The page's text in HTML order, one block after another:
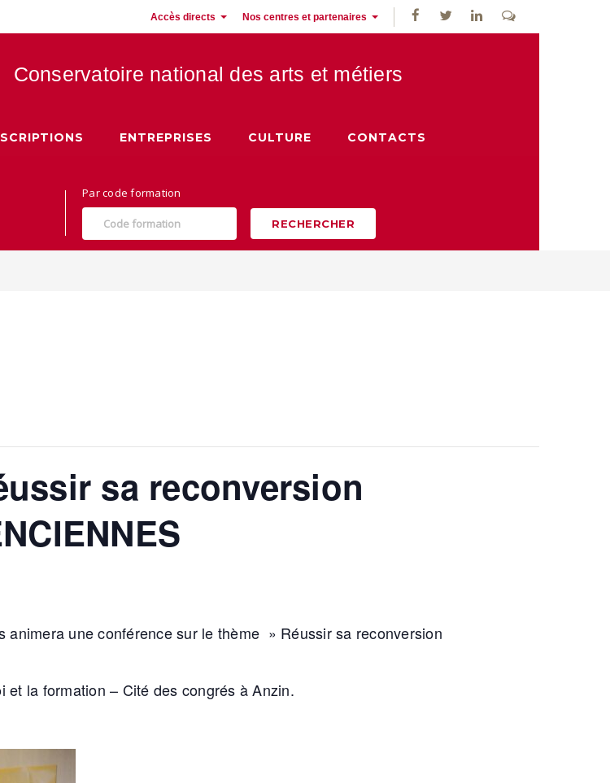
Accès directs Nos centres et partenaires
Conservatoire national des arts et métiers
ENTREPRISES CULTURE CONTACTS
Par code formation
RECHERCHER
sa reconversion
animera une conférence sur le thème » Réussir sa reconversion
et la formation – Cité des congrés à Anzin.